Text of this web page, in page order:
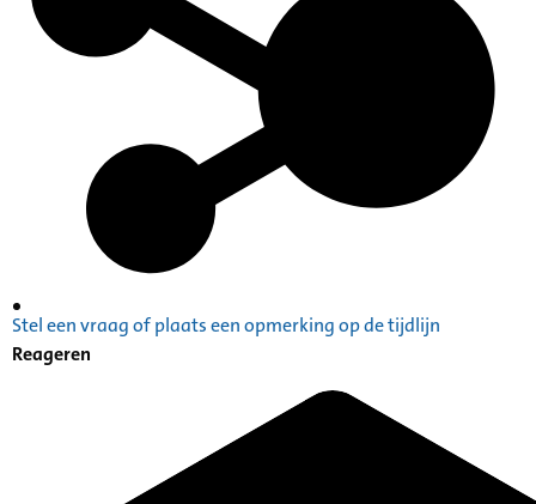
Catalogus: Index alfabetisch geordend A tot Z
Stel een vraag of plaats een opmerking op de tijdlijn
Reageren